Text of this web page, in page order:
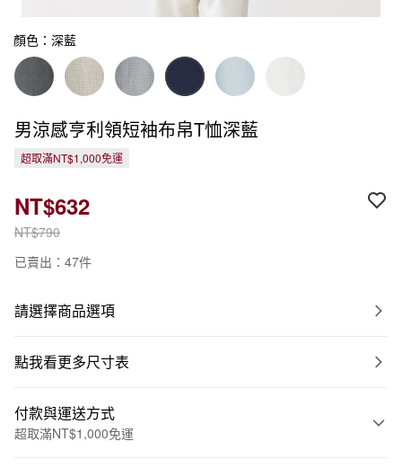
顏色：深藍
男涼感亨利領短袖布帛T恤深藍
超取滿NT$1,000免運
NT$790
NT$632
已賣出：47件
請選擇商品選項
點我看更多尺寸表
付款與運送方式
超取滿NT$1,000免運